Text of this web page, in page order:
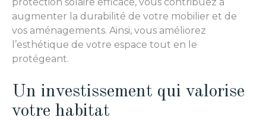
protection solaire efficace, vous contribuez à
augmenter la durabilité de votre mobilier et de
vos aménagements. Ainsi, vous améliorez
l’esthétique de votre espace tout en le
protégeant.
Un investissement qui valorise
votre habitat